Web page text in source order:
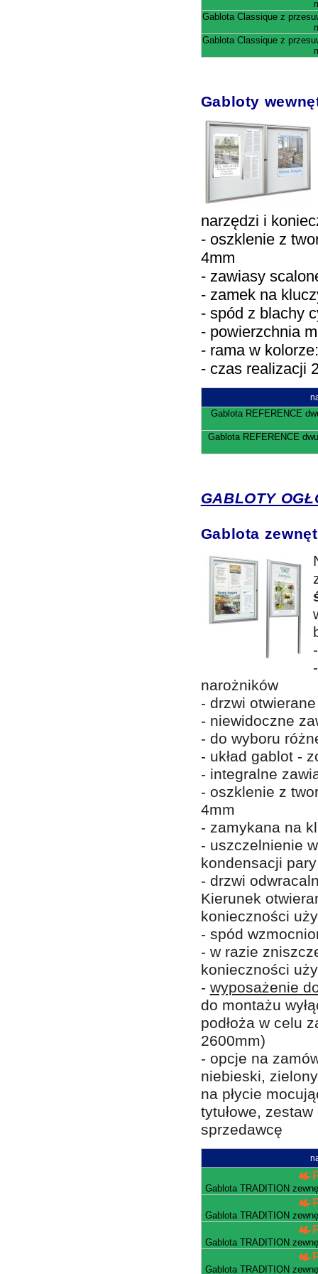
Gablota Classique z
Gablota Classique z
Gabloty
narzędzi i
- oszklenie z
4mm
- zawiasy
- zamek na
- spód z blachy
- powierzchnia
- rama w
- czas realizacji
Gablota REFERENCE
Gablota REFERENCE
GABLOTY
Gablota
narożników
- drzwi
- niewidoczne
- do wyboru
- układ gablot -
- integralne
- oszklenie z
4mm
- zamykana na
- uszczelnienie
kondensacji
- drzwi
Kierunek
konieczności
- spód
- w razie
konieczności
- wyposażenie
do montażu
podłoża w celu
2600mm)
- opcje na
niebieski,
na płycie
tytułowe,
sprzedawcę
Gablota TRADITION
Gablota TRADITION
Gablota TRADITION
Gablota TRADITION